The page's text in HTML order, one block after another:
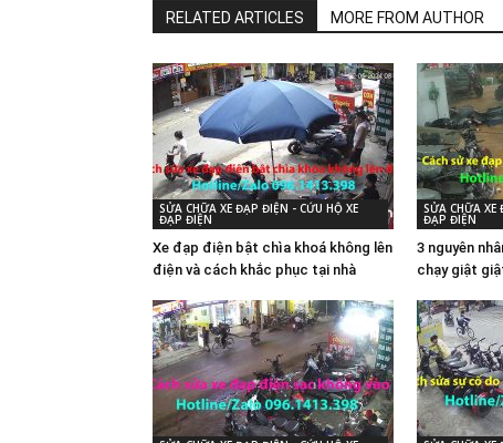
RELATED ARTICLES MORE FROM AUTHOR
SỬA CHỮA XE ĐẠP ĐIỆN - CỨU HỘ XE
ĐẠP ĐIỆN
Xe đạp điện bật chìa khoá không lên
điện và cách khắc phục tại nhà
SỬA CHỮA XE
ĐẠP ĐIỆN
3 nguyên
chạy giật